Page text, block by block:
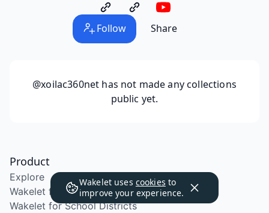
Follow Share
@xoilac360net has not made any collections
public yet.
Wakelet uses cookies to
improve your experience.
Product
Explore
Wakelet for Education
Wakelet for School Districts